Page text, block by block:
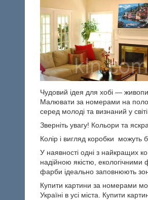
Чудовий ідея для хобі —
Малювати за номерами на
серед молоді та визнаний у
Зверніть увагу! Кольори та
Колір і вигляд коробки можуть
У наявності одні з найкращих
надійною якістю,
фарби ідеально заповнюють
Купити картини за номерами
Україні в усі міста. Купити